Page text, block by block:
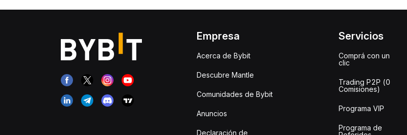
Empresa
Acerca de Bybit
Descubre Mantle
Comunidades de Bybit
Anuncios
Declaración de
Servicios
Comprá con un
clic
Trading P2P (0
Comisiones)
Programa VIP
Programa de